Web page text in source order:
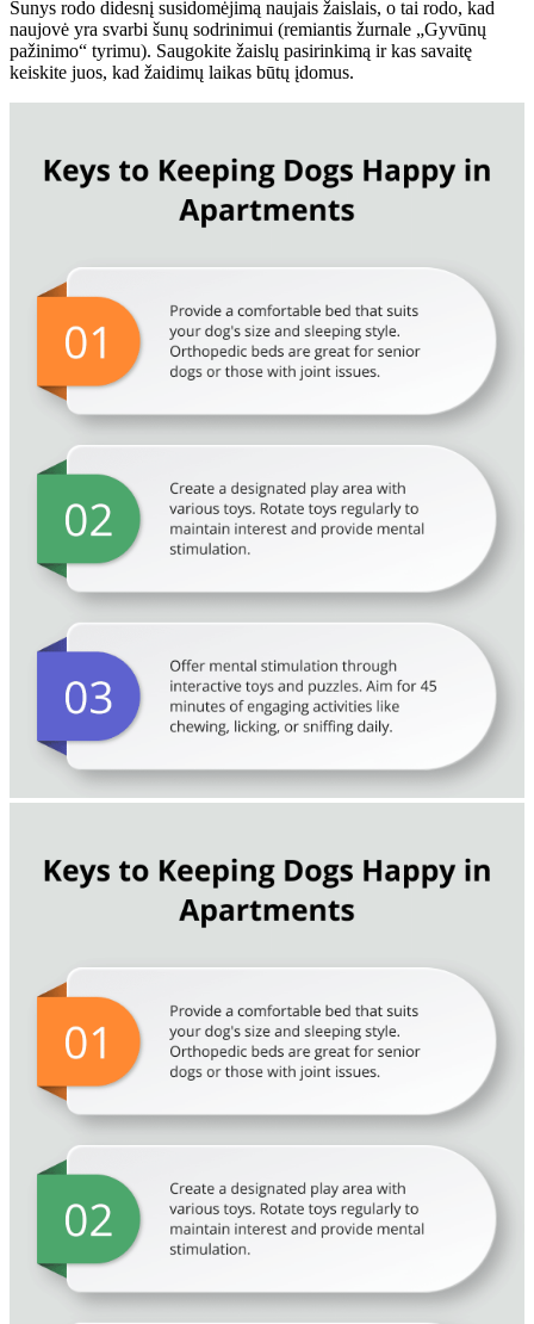
Šunys rodo didesnį susidomėjimą naujais žaislais, o tai rodo, kad
naujovė yra svarbi šunų sodrinimui (remiantis žurnale „Gyvūnų
pažinimo“ tyrimu). Saugokite žaislų pasirinkimą ir kas savaitę
keiskite juos, kad žaidimų laikas būtų įdomus.